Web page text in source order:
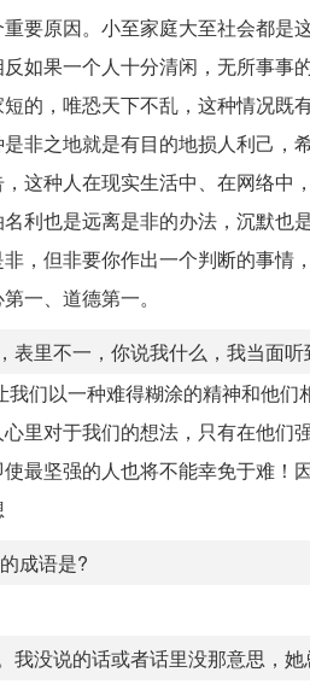
要原因。小至家庭大至社会都
如果一个人十分清闲，无所事事
的，唯恐天下不乱，这种情况
非之地就是有目的地损人利己
这种人在现实生活中、在网络
利也是远离是非的办法，沉默
，但非要你作出一个判断的事
一、道德第一。
表里不一，你说我什么，我当面
们以一种难得糊涂的精神和他
里对于我们的想法，只有在他
最坚强的人也将不能幸免于难
成语是?
我没说的话或者话里没那意思，她